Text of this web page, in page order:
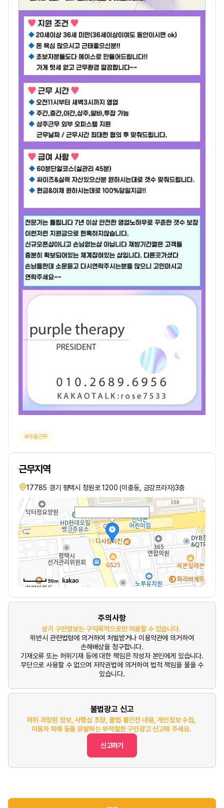
자율근무
근무지역
17785 경기 평택시 청원로 1200 (이충동, 금강프라자)3층
50m
주의사항
상기 구인정보는 구직목적으로만 이용할 수 있습니다.
위반시 관련법령에 의거하여 처벌받거나 이용약관에 의거하여
손해배상을 청구합니다.
기재오류 또는 허위기재 등에 대한 책임은 작성자 본인에게 있습니다.
무단으로 사용할 수 없으며 저작권법에 의거하여 법적 책임을 물을 수
있습니다.
불법광고 신고
허위·과장된 정보, 사행심 조장, 불법·불건전 내용, 개인정보 수집,
이용자 피해 등을 유발하는 부적절한 구인광고 신고해 주세요.
신고하기